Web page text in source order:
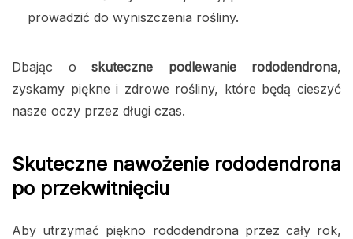
prowadzić do wyniszczenia rośliny.
Dbając o skuteczne podlewanie rododendrona,
zyskamy piękne i zdrowe rośliny, które będą cieszyć
nasze oczy przez długi czas.
Skuteczne nawożenie rododendrona
po przekwitnięciu
Aby utrzymać piękno rododendrona przez cały rok,